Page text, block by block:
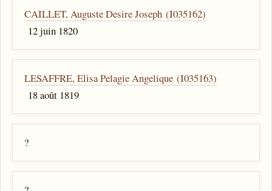
CAILLET, Auguste Desire Joseph (I035162)
12 juin 1820
LESAFFRE, Elisa Pelagie Angelique (I035163)
18 août 1819
?